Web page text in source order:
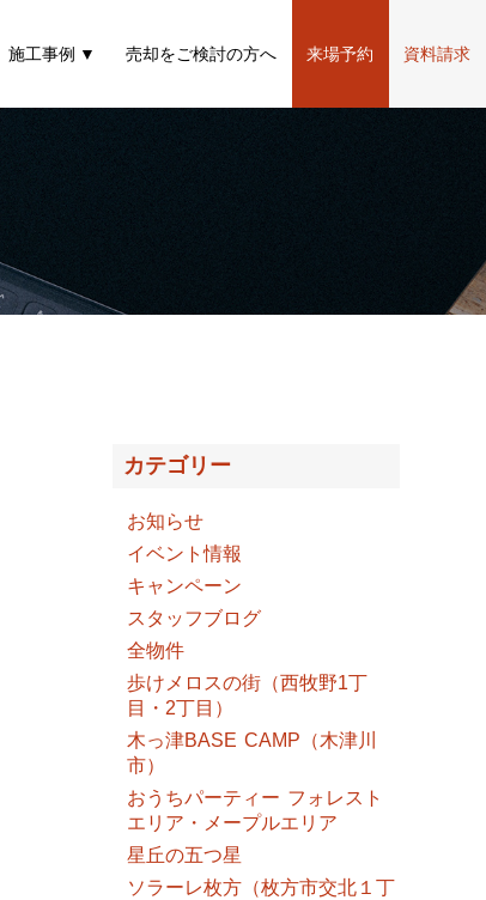
施工事例 売却をご検討の方へ 来場予約 資料請求
カテゴリー
お知らせ
イベント情報
キャンペーン
スタッフブログ
全物件
歩けメロスの街（西牧野1丁
目・2丁目）
木っ津BASE CAMP（木津川
市）
おうちパーティー フォレスト
エリア・メープルエリア
星丘の五つ星
ソラーレ枚方（枚方市交北１丁